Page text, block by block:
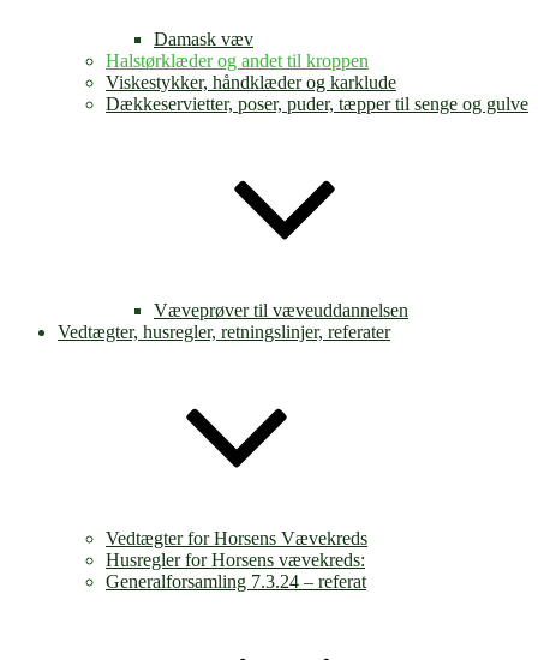
Damask væv
Halstørklæder og andet til kroppen
Viskestykker, håndklæder og karklude
Dækkeservietter, poser, puder, tæpper til senge og gulve
Væveprøver til væveuddannelsen
Vedtægter, husregler, retningslinjer, referater
Vedtægter for Horsens Vævekreds
Husregler for Horsens vævekreds:
Generalforsamling 7.3.24 – referat